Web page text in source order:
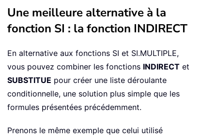
Une meilleure alternative à la
fonction SI : la fonction INDIRECT
En alternative aux fonctions SI et SI.MULTIPLE,
vous pouvez combiner les fonctions INDIRECT et
SUBSTITUE pour créer une liste déroulante
conditionnelle, une solution plus simple que les
formules présentées précédemment.
Prenons le même exemple que celui utilisé